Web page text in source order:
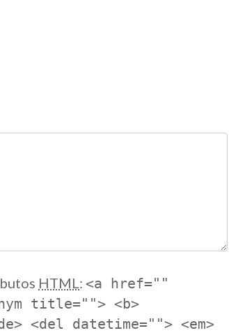
HTML: <a href=""
title=""> <b>
<del datetime=""> <em>